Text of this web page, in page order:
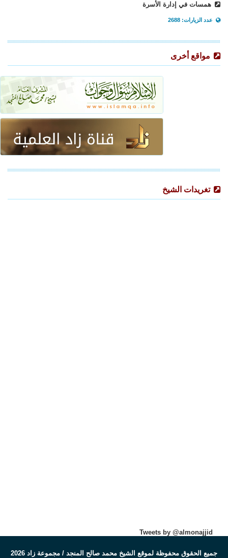
همسات في إدارة الأسرة
عدد الزيارات: 2688
مواقع أخرى
تغريدات الشيخ
Tweets by @almonajjid
جميع الحقوق محفوظة لموقع الشيخ محمد صالح المنجد / مجموعة زاد 2026